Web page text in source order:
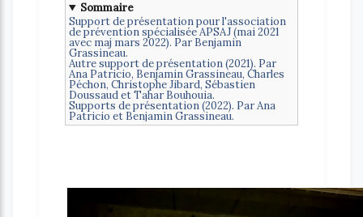
Sommaire
Support de présentation pour l'association
de prévention spécialisée APSAJ (mai 2021
avec maj mars 2022). Par Benjamin
Grassineau.
Autre support de présentation (2021). Par
Ana Patricio, Benjamin Grassineau, Charles
Péchon, Christophe Jibard, Sébastien
Doussaud et Tahar Bouhouia.
Supports de présentation (2022). Par Ana
Patricio et Benjamin Grassineau.